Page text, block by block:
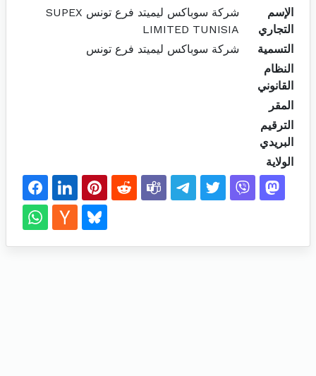
الإسم
التجاري
شركة سوباكس ليميتد فرع تونس SUPEX
LIMITED TUNISIA
التسمية
شركة سوباكس ليميتد فرع تونس
النظام
القانوني
المقر
الترقيم
البريدي
الولاية